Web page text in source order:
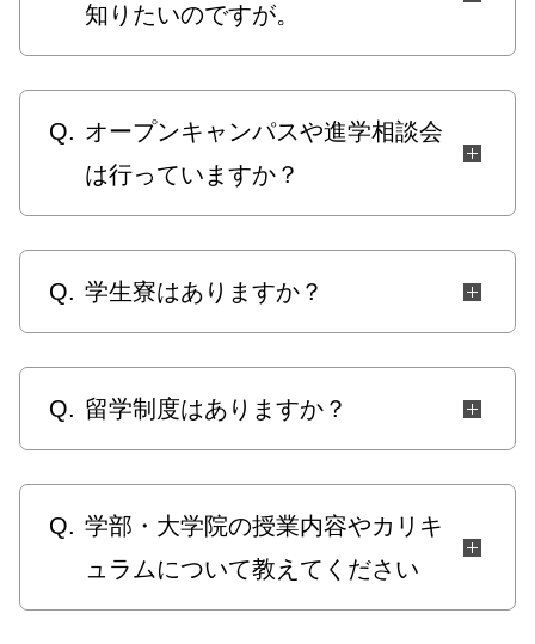
知りたいのですが。
Q. オープンキャンパスや進学相談会
は行っていますか？
Q. 学生寮はありますか？
Q. 留学制度はありますか？
Q. 学部・大学院の授業内容やカリキ
ュラムについて教えてください